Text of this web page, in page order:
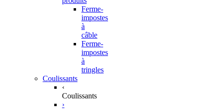
Ferme-
impostes
à
câble
Ferme-
impostes
à
tringles
Coulissants
‹
Coulissants
›